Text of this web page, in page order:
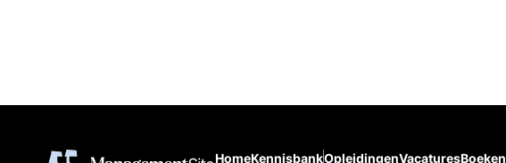
HomeKennisbankOpleidingenVacaturesBoeken